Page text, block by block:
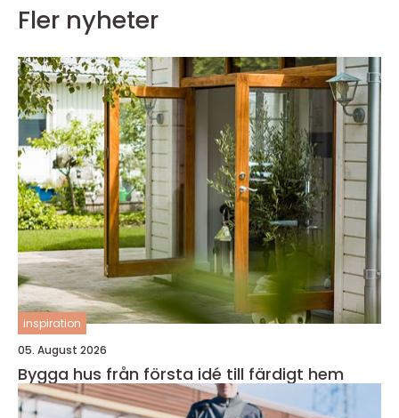
Fler nyheter
inspiration
05. August 2026
Bygga hus från första idé till färdigt hem